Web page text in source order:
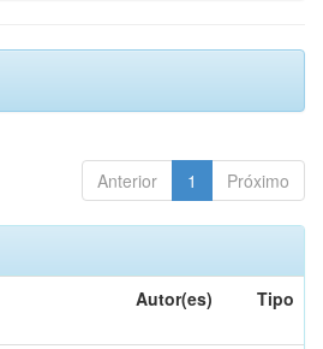
Anterior 1 Próximo
Autor(es) Tipo